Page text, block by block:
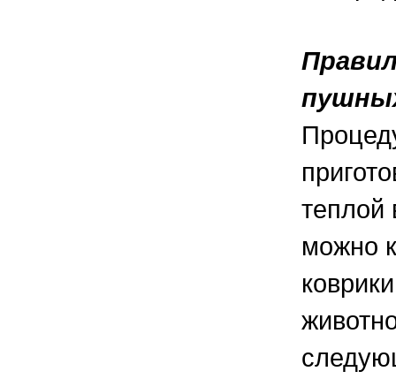
теплой
можно